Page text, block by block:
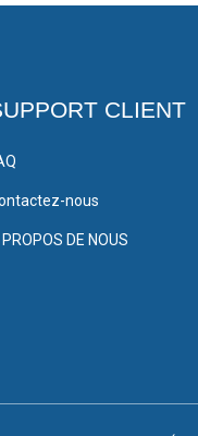
CLIENT
nous
DE NOUS